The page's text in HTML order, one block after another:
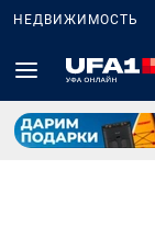
НЕДВИЖИМОСТЬ